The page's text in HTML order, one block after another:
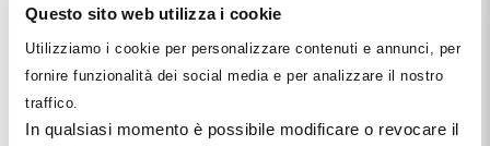
Questo sito web utilizza i cookie
Utilizziamo i cookie per personalizzare contenuti e annunci, per
fornire funzionalità dei social media e per analizzare il nostro
traffico.
In qualsiasi momento è possibile modificare o revocare il
Legislatore schierato dalla sua parte nel momento
passaggio generazionale della propria azienda
sanitaria e del proprio patrimonio personale.
Leggi tutto